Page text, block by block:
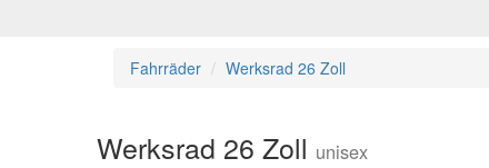
Fahrräder Werksrad 26 Zoll
Werksrad 26 Zoll unisex